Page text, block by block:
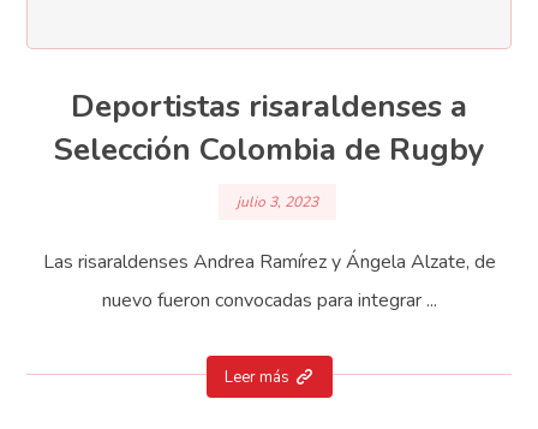
Deportistas risaraldenses a
Selección Colombia de Rugby
julio 3, 2023
Las risaraldenses Andrea Ramírez y Ángela Alzate, de
nuevo fueron convocadas para integrar ...
Leer más